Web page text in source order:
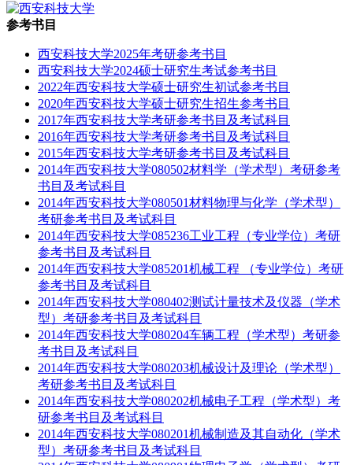
参考书目
西安科技大学2025年考研参考书目
西安科技大学2024硕士研究生考试参考书目
2022年西安科技大学硕士研究生初试参考书目
2020年西安科技大学硕士研究生招生参考书目
2017年西安科技大学考研参考书目及考试科目
2016年西安科技大学考研参考书目及考试科目
2015年西安科技大学考研参考书目及考试科目
2014年西安科技大学080502材料学（学术型）考研参考
书目及考试科目
2014年西安科技大学080501材料物理与化学（学术型）
考研参考书目及考试科目
2014年西安科技大学085236工业工程（专业学位）考研
参考书目及考试科目
2014年西安科技大学085201机械工程 （专业学位）考研
参考书目及考试科目
2014年西安科技大学080402测试计量技术及仪器（学术
型）考研参考书目及考试科目
2014年西安科技大学080204车辆工程（学术型）考研参
考书目及考试科目
2014年西安科技大学080203机械设计及理论（学术型）
考研参考书目及考试科目
2014年西安科技大学080202机械电子工程（学术型）考
研参考书目及考试科目
2014年西安科技大学080201机械制造及其自动化（学术
型）考研参考书目及考试科目